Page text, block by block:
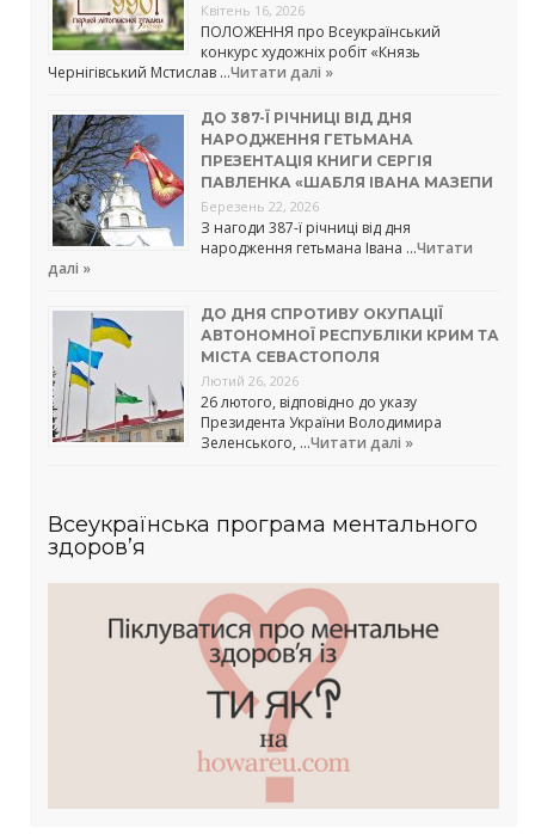
Квітень 16, 2026
ПОЛОЖЕННЯ про Всеукраїнський
конкурс художніх робіт «Князь
Чернігівський Мстислав …Читати далі »
ДО 387-Ї РІЧНИЦІ ВІД ДНЯ
НАРОДЖЕННЯ ГЕТЬМАНА
ПРЕЗЕНТАЦІЯ КНИГИ СЕРГІЯ
ПАВЛЕНКА «ШАБЛЯ ІВАНА МАЗЕПИ
Березень 22, 2026
З нагоди 387-ї річниці від дня
народження гетьмана Івана …Читати
далі »
ДО ДНЯ СПРОТИВУ ОКУПАЦІЇ
АВТОНОМНОЇ РЕСПУБЛІКИ КРИМ ТА
МІСТА СЕВАСТОПОЛЯ
Лютий 26, 2026
26 лютого, відповідно до указу
Президента України Володимира
Зеленського, …Читати далі »
Всеукраїнська програма ментального
здоров’я